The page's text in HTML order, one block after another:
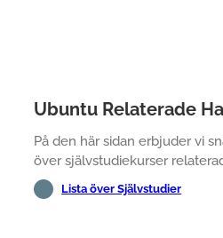
Ubuntu Relaterade
På den här sidan erbjuder vi
över självstudiekurser
Lista över Självstudier